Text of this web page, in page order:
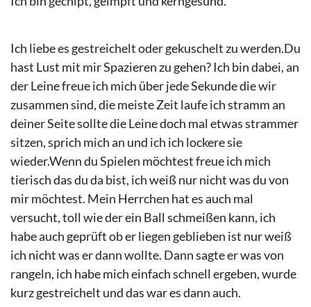
Ich liebe es gestreichelt oder gekuschelt zu werden.Du
hast Lust mit mir Spazieren zu gehen? Ich bin dabei, an
der Leine freue ich mich über jede Sekunde die wir
zusammen sind, die meiste Zeit laufe ich stramm an
deiner Seite sollte die Leine doch mal etwas strammer
sitzen, sprich mich an und ich ich lockere sie
wieder.Wenn du Spielen möchtest freue ich mich
tierisch das du da bist, ich weiß nur nicht was du von
mir möchtest. Mein Herrchen hat es auch mal
versucht, toll wie der ein Ball schmeißen kann, ich
habe auch geprüft ob er liegen geblieben ist nur weiß
ich nicht was er dann wollte. Dann sagte er was von
rangeln, ich habe mich einfach schnell ergeben, wurde
kurz gestreichelt und das war es dann auch.